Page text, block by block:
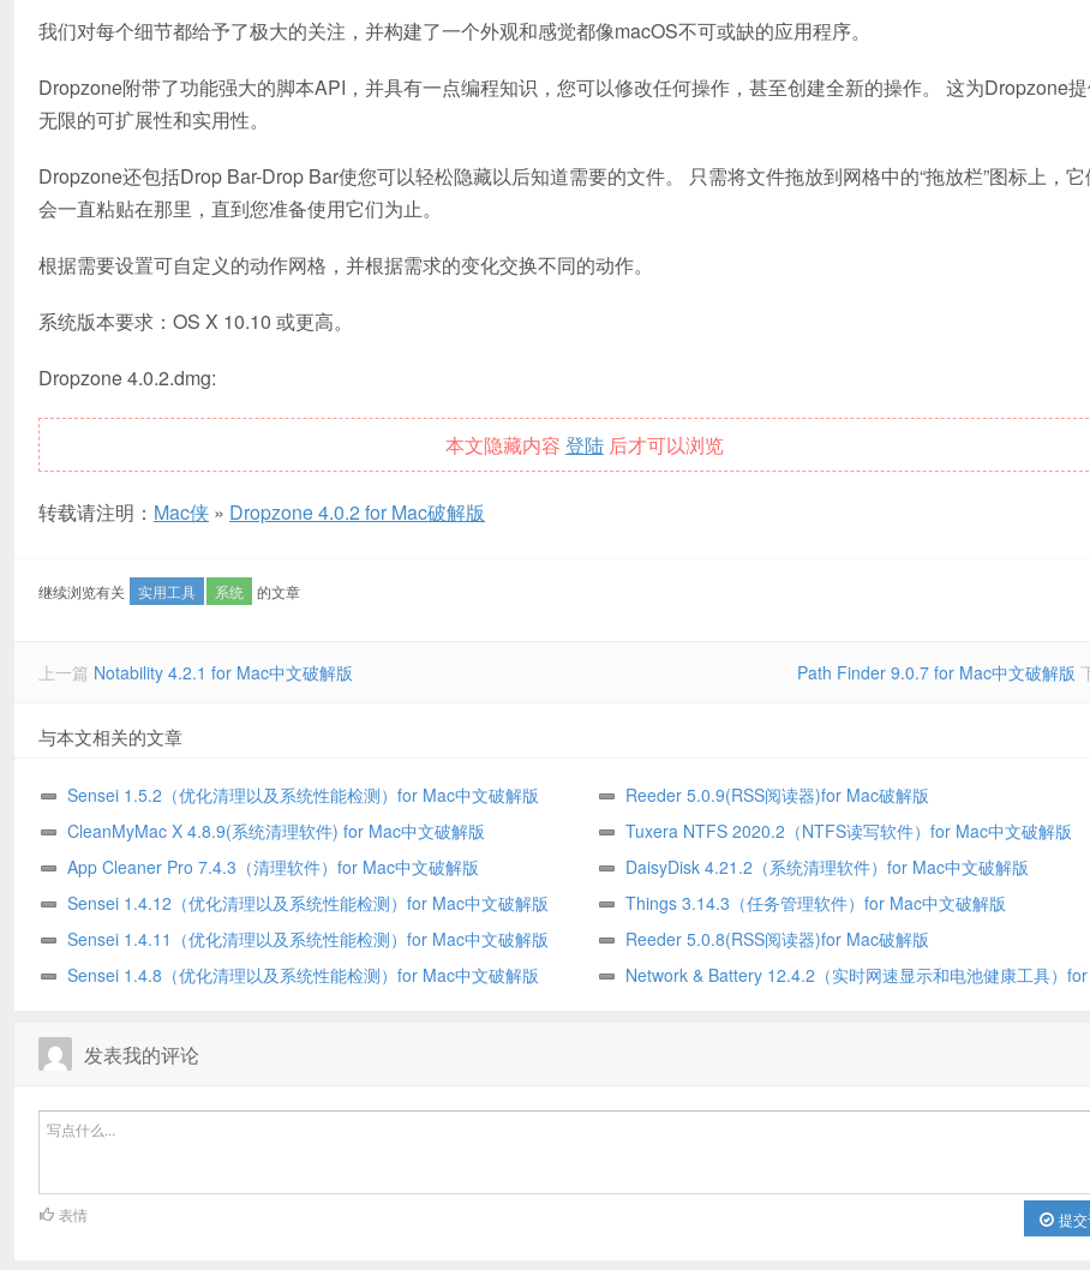
我们对每个细节都给予了极大的关注，并构建了一个外观和感觉都像macOS不可或缺的应用程序。
Dropzone附带了功能强大的脚本API，并具有一点编程知识，您可以修改任何操作，甚至创建全新的操作。 这为Dropzone
无限的可扩展性和实用性。
Dropzone还包括Drop Bar-Drop Bar使您可以轻松隐藏以后知道需要的文件。 只需将文件拖放到网格中的“拖放栏”图标上，
会一直粘贴在那里，直到您准备使用它们为止。
根据需要设置可自定义的动作网格，并根据需求的变化交换不同的动作。
系统版本要求：OS X 10.10 或更高。
Dropzone 4.0.2.dmg:
本文隐藏内容 登陆 后才可以浏览
转载请注明： Mac侠 » Dropzone 4.0.2 for Mac破解版
继续浏览有关 实用工具 系统 的文章
上一篇 Notability 4.2.1 for Mac中文破解版 Path Finder 9.0.7 for Mac中文破解版
与本文相关的文章
Sensei 1.5.2（优化清理以及系统性能检测）for Mac中文破解版
Reeder 5.0.9(RSS阅读器)for Mac破解版
CleanMyMac X 4.8.9(系统清理软件) for Mac中文破解版
Tuxera NTFS 2020.2（NTFS读写软件）for Mac中文破解版
App Cleaner Pro 7.4.3（清理软件）for Mac中文破解版
DaisyDisk 4.21.2（系统清理软件）for Mac中文破解版
Sensei 1.4.12（优化清理以及系统性能检测）for Mac中文破解版
Things 3.14.3（任务管理软件）for Mac中文破解版
Sensei 1.4.11（优化清理以及系统性能检测）for Mac中文破解版
Reeder 5.0.8(RSS阅读器)for Mac破解版
Sensei 1.4.8（优化清理以及系统性能检测）for Mac中文破解版
Network & Battery 12.4.2（实时网速显示和电池健康工具）
发表我的评论
提
表情